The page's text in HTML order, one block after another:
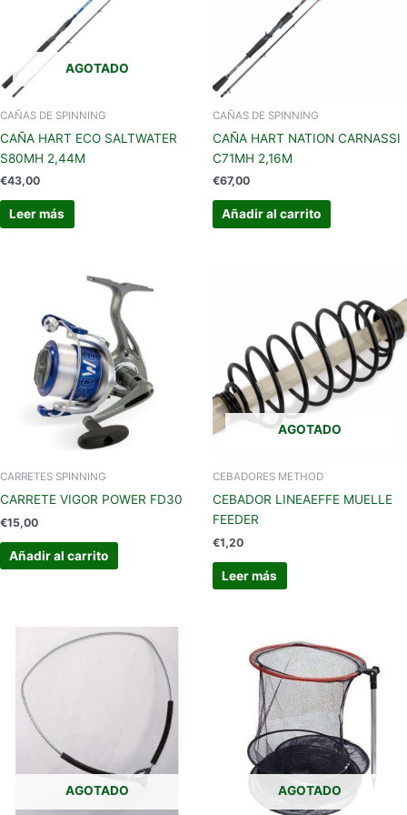
AGOTADO
CAÑAS DE SPINNING
CAÑA HART ECO SALTWATER
S80MH 2,44M
€43,00
Leer más
CAÑAS DE SPINNING
CAÑA HART NATION CARNASSI
C71MH 2,16M
€67,00
Añadir al carrito
CARRETES SPINNING
CARRETE VIGOR POWER FD30
€15,00
Añadir al carrito
AGOTADO
CEBADORES METHOD
CEBADOR LINEAEFFE MUELLE
FEEDER
€1,20
Leer más
AGOTADO AGOTADO